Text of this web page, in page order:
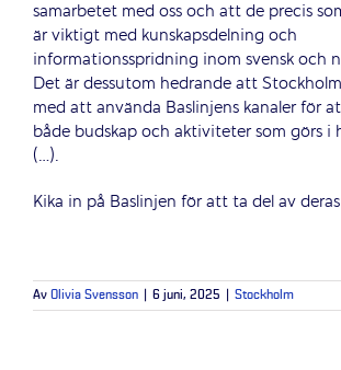
samarbetet med oss och att de precis
är viktigt med kunskapsdelning och
informationsspridning inom svensk och
Det är dessutom hedrande att
med att använda Baslinjens kanaler för
både budskap och aktiviteter som görs i
(…).
Kika in på Baslinjen för att ta del av
Av Olivia Svensson 6 juni, 2025 Stockholm